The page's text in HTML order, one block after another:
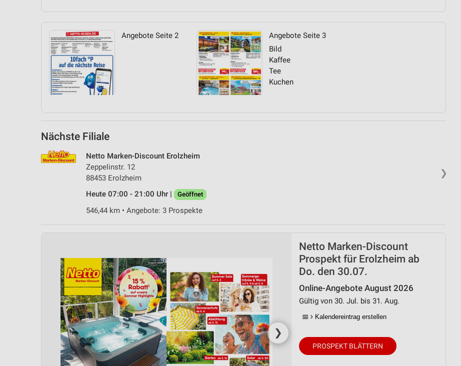
Angebote Seite 2
Angebote Seite 3
Bild
Kaffee
Tee
Kuchen
Nächste Filiale
❯
Netto Marken-Discount Erolzheim
Zeppelinstr. 12
88453 Erolzheim
Heute 07:00 - 21:00 Uhr |
Geöffnet
546,44 km • Angebote: 3 Prospekte
❯
Netto Marken-Discount
Prospekt für Erolzheim ab
Do. den 30.07.
Online-Angebote August 2026
Gültig von 30. Jul. bis 31. Aug.
📅 Kalendereintrag erstellen
PROSPEKT BLÄTTERN
Geräte anhand von aktiv angeforderten Informationen identifizieren
Nicht-IAB-Verarbeitungszwecke:
Werbung